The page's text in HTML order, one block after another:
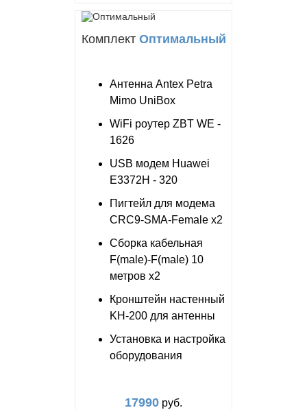
Комплект Оптимальный
Антенна Antex Petra
Mimo UniBox
WiFi роутер ZBT WE -
1626
USB модем Huawei
E3372H - 320
Пигтейл для модема
CRC9-SMA-Female x2
Сборка кабельная
F(male)-F(male) 10
метров x2
Кронштейн настенный
KH-200 для антенны
Установка и настройка
оборудования
17990 руб.